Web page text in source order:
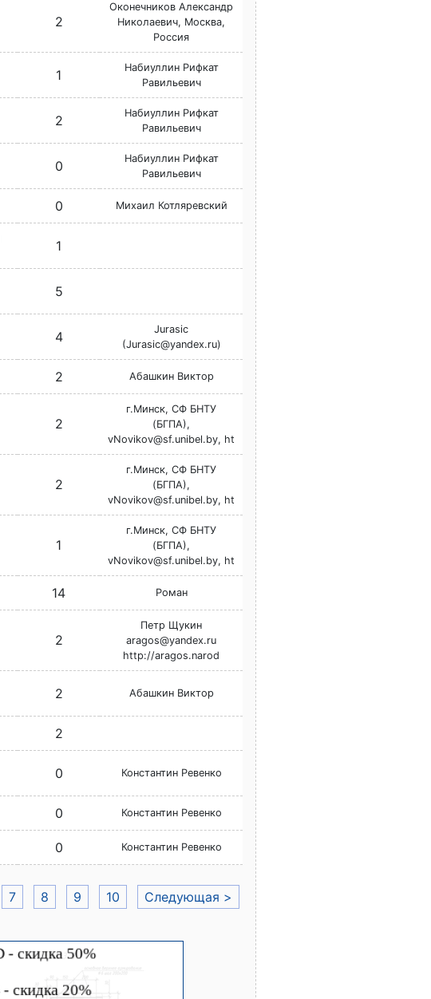
2
Оконечников Александр
Николаевич, Москва,
Россия
1
Набиуллин Рифкат
Равильевич
2
Набиуллин Рифкат
Равильевич
0
Набиуллин Рифкат
Равильевич
0 Михаил Котляревский
1
5
4
Jurasic
(Jurasic@yandex.ru)
2 Абашкин Виктор
2
г.Минск, СФ БНТУ
(БГПА),
vNovikov@sf.unibel.by, ht
2
г.Минск, СФ БНТУ
(БГПА),
vNovikov@sf.unibel.by, ht
1
г.Минск, СФ БНТУ
(БГПА),
vNovikov@sf.unibel.by, ht
14 Роман
2
Петр Щукин
aragos@yandex.ru
http://aragos.narod
2 Абашкин Виктор
2
0 Константин Ревенко
0 Константин Ревенко
0 Константин Ревенко
7 8 9 10 Следующая >